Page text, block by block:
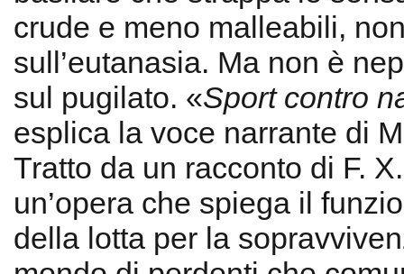
crude e meno malleabili,
sull’eutanasia. Ma non è
sul pugilato. «Sport contro
esplica la voce narrante di
Tratto da un racconto di F.
un’opera che spiega il
della lotta per la